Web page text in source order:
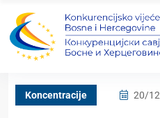
Koncentracije 20/